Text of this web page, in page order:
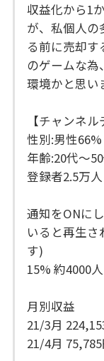
収益化から1
が、私個人の
る前に売却
のゲームな為
環境かと思い
【チャンネル
性別:男性
年齢:20代～
登録者2.5万
通知をONに
いると再生さ
す)
15% 約4000人
月別収益
21/3月
21/4月